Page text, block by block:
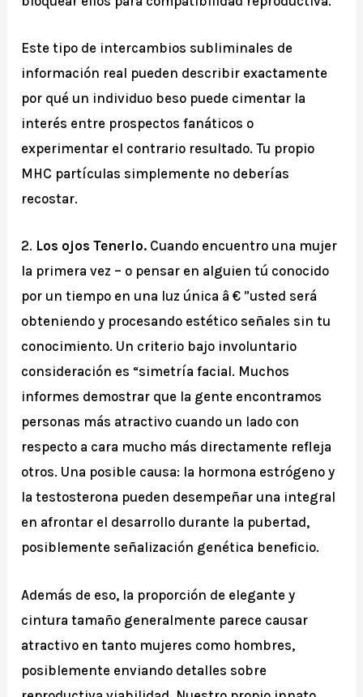
Este tipo de intercambios subliminales de
información real pueden describir exactamente
por qué un individuo beso puede cimentar la
interés entre prospectos fanáticos o
experimentar el contrario resultado. Tu propio
MHC partículas simplemente no deberías
recostar.
2. Los ojos Tenerlo. Cuando encuentro una mujer
la primera vez – o pensar en alguien tú conocido
por un tiempo en una luz única â € ”usted será
obteniendo y procesando estético señales sin tu
conocimiento. Un criterio bajo involuntario
consideración es “simetría facial. Muchos
informes demostrar que la gente encontramos
personas más atractivo cuando un lado con
respecto a cara mucho más directamente refleja
otros. Una posible causa: la hormona estrógeno y
la testosterona pueden desempeñar una integral
en afrontar el desarrollo durante la pubertad,
posiblemente señalización genética beneficio.
Además de eso, la proporción de elegante y
cintura tamaño generalmente parece causar
atractivo en tanto mujeres como hombres,
posiblemente enviando detalles sobre